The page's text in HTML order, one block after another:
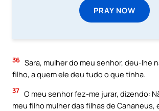
PRAY NOW
36 Sara, mulher do meu senhor, deu-lhe
filho, a quem ele deu tudo o que tinha.
37 O meu senhor fez-me jurar, dizendo:
meu filho mulher das filhas de Cananeus,